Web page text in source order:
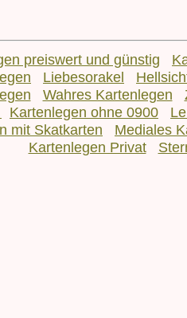
preiswert und günstig
Liebesorakel
Wahres Kartenlegen
Kartenlegen ohne 0900
mit Skatkarten
Mediales
Kartenlegen Privat